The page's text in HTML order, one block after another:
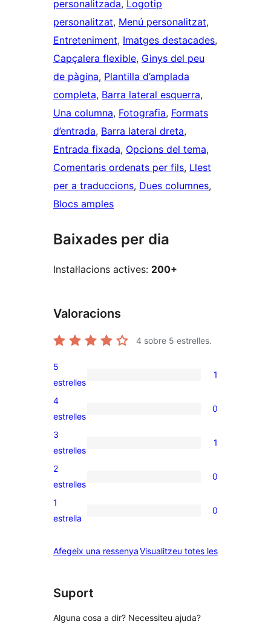
personalitzada, Logotip
personalitzat, Menú personalitzat
Entreteniment, Imatges destacades
Capçalera flexible, Ginys del peu
de pàgina, Plantilla d’amplada
completa, Barra lateral esquerra
Una columna, Fotografia, Formats
d’entrada, Barra lateral dreta
Entrada fixada, Opcions del tema
Comentaris ordenats per fils, Llest
per a traduccions, Dues columnes
Blocs amples
Baixades per dia
Instal·lacions actives: 200+
Valoracions
4 sobre 5 estrelles.
1
valoració
de
5
estrelles
1
0
valoracions
de
4
estrelles
0
1
valoració
de
3
estrelles
1
0
valoracions
de
estrelles
2
estrelles
0
0
de
1
estrella
0
Afegeix una ressenyaVisualitzeu totes lesressenyes
Suport
Alguna cosa a dir? Necessiteu ajuda?